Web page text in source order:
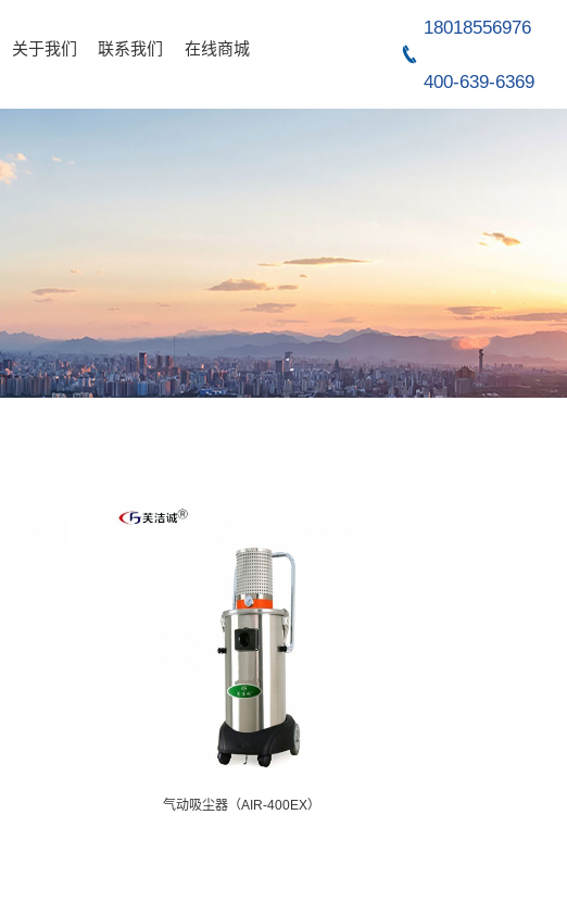
关于我们 联系我们 在线商城
18018556976
400-639-6369
气动吸尘器（AIR-400EX）